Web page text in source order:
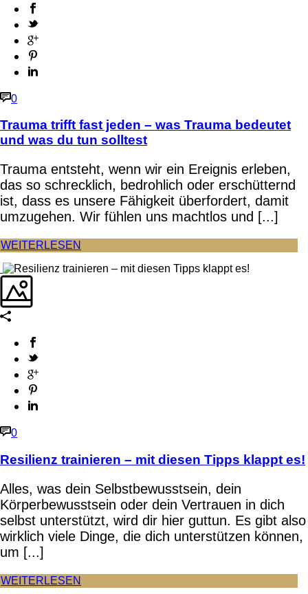
0
Trauma trifft fast jeden – was Trauma bedeutet
und was du tun solltest
Trauma entsteht, wenn wir ein Ereignis erleben,
das so schrecklich, bedrohlich oder erschütternd
ist, dass es unsere Fähigkeit überfordert, damit
umzugehen. Wir fühlen uns machtlos und [...]
WEITERLESEN
0
Resilienz trainieren – mit diesen Tipps klappt es!
Alles, was dein Selbstbewusstsein, dein
Körperbewusstsein oder dein Vertrauen in dich
selbst unterstützt, wird dir hier guttun. Es gibt also
wirklich viele Dinge, die dich unterstützen können,
um [...]
WEITERLESEN